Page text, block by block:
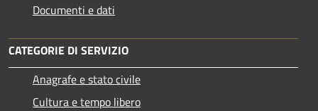
Documenti e dati
CATEGORIE DI SERVIZIO
Anagrafe e stato civile
Cultura e tempo libero